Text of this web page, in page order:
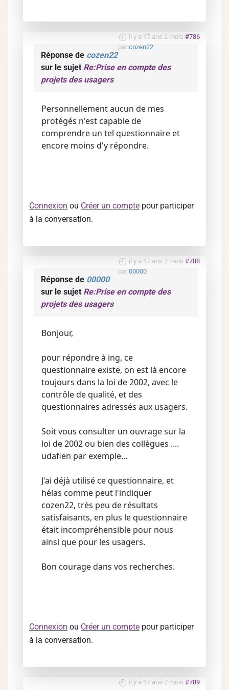
il y a 17 ans 2 mois #786
par cozen22
Réponse de cozen22
sur le sujet Re:Prise en compte des
projets des usagers
Personnellement aucun de mes
protégés n'est capable de
comprendre un tel questionnaire et
encore moins d'y répondre.
Connexion ou Créer un compte pour participer
à la conversation.
il y a 17 ans 2 mois #788
par 00000
Réponse de 00000
sur le sujet Re:Prise en compte des
projets des usagers
Bonjour,
pour répondre à ing, ce
questionnaire existe, on est là encore
toujours dans la loi de 2002, avec le
contrôle de qualité, et des
questionnaires adressés aux usagers.
Soit vous consulter un ouvrage sur la
loi de 2002 ou bien des collègues ....
udafien par exemple...
J'ai déjà utilisé ce questionnaire, et
hélas comme peut l'indiquer
cozen22, très peu de résultats
satisfaisants, en plus le questionnaire
était incompréhensible pour nous
ainsi que pour les usagers.
Bon courage dans vos recherches.
Connexion ou Créer un compte pour participer
à la conversation.
il y a 17 ans 2 mois #789